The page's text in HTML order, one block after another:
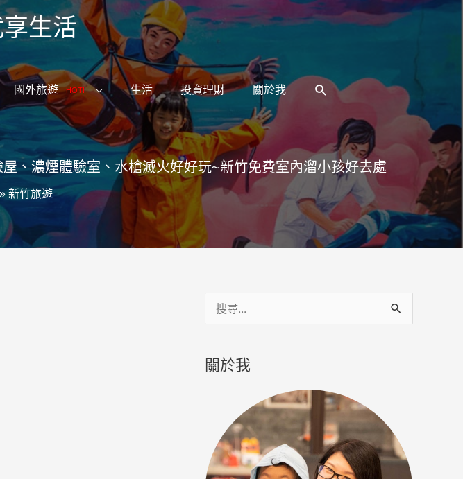
生活
國外旅遊 HOT! 生活 投資理財 關於我
搜
、濃煙體驗室、水槍滅火好好玩~新竹免費室內溜小孩好去處
» 新竹旅遊
尋
鍵
關於我